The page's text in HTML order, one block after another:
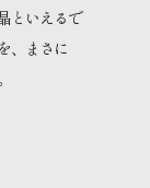
といえるで
、まさに